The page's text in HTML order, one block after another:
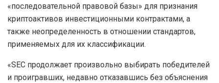
«последовательной правовой базы» для признания
криптоактивов инвестиционными контрактами, а
также неопределенность в отношении стандартов,
применяемых для их классификации.
«SEC продолжает произвольно выбирать победителей
и проигравших, недавно отказавшись без объяснения